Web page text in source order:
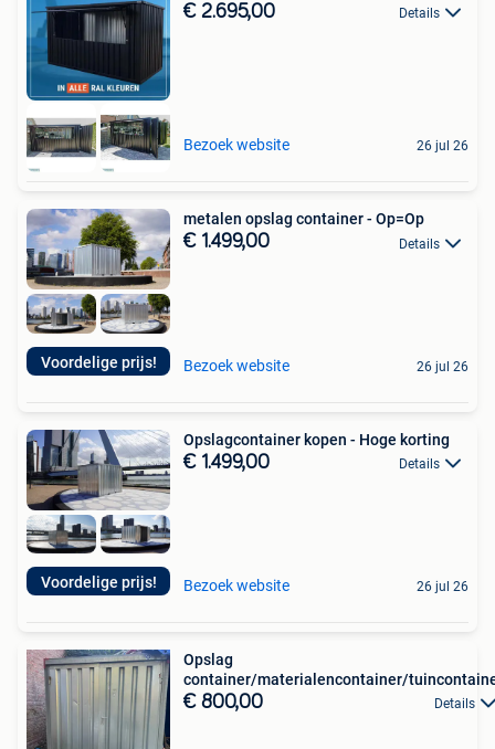
€ 2.695,00 Details
Bezoek website 26 jul 26
Voordelige prijs!
metalen opslag container - Op=Op
€ 1.499,00 Details
Bezoek website 26 jul 26
Voordelige prijs!
Opslagcontainer kopen - Hoge korting
€ 1.499,00 Details
Bezoek website 26 jul 26
Opslag
container/materialencontainer/
€ 800,00 Details